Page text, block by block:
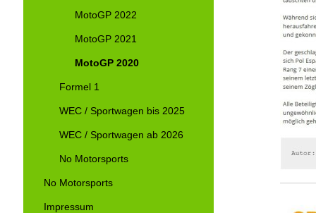
MotoGP 2022
MotoGP 2021
MotoGP 2020
Formel 1
WEC / Sportwagen bis 2025
WEC / Sportwagen ab 2026
No Motorsports
No Motorsports
Impressum